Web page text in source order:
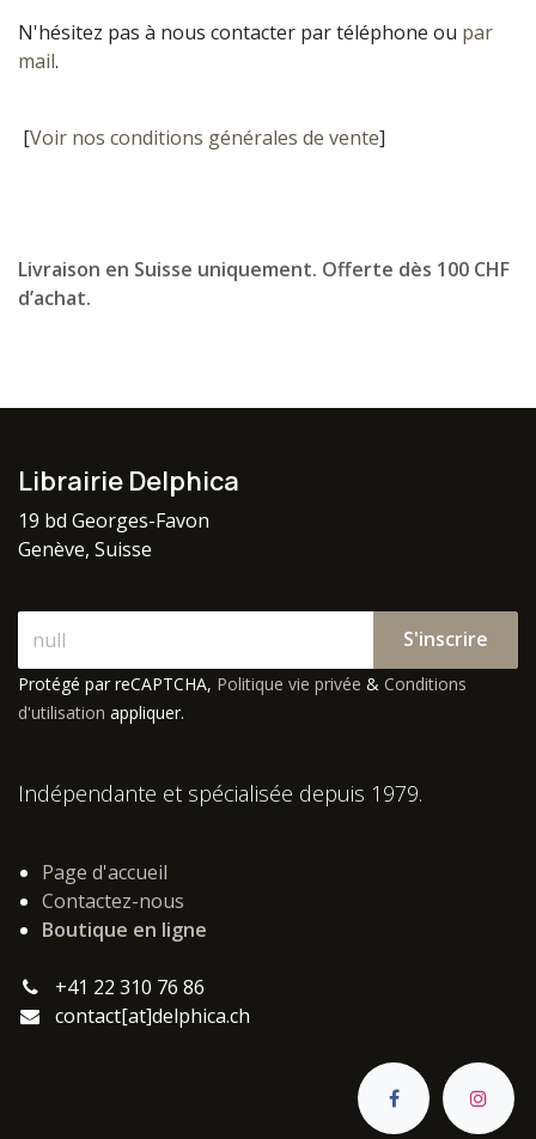
N'hésitez pas à nous contacter par téléphone ou par
mail.
[Voir nos conditions générales de vente]
Livraison en Suisse uniquement. Offerte dès 100 CHF
d’achat.
Librairie Delphica
19 bd Georges-Favon
Genève, Suisse
S'inscrire
Protégé par reCAPTCHA, Politique vie privée & Conditions
d'utilisation appliquer.
Indépendante et spécialisée depuis 1979.
Page d'accueil
Contactez-nous
Boutique en ligne
+41 22 310 76 86
contact[at]delphica.ch